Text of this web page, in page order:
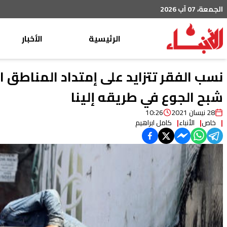
الجمعة، 07 آب 2026
الرئيسية
الأخبار
محليات
رياضة
من لبنان
ثقافة ومجتمع
منوعات
نسب الفقر تتزايد على إمتداد المناطق
شبح الجوع في طريقه إلينا
28 نيسان 2021 10:26
خاص الأنباء كامل ابراهيم